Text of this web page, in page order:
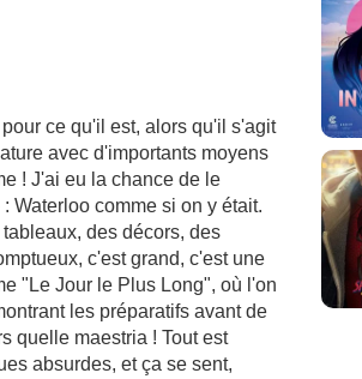
ce qu'il est, alors qu'il s'agit
avec d'importants moyens
! J'ai eu la chance de le
Waterloo comme si on y était.
des décors, des
c'est grand, c'est une
"Le Jour le Plus Long", où l'on
les préparatifs avant de
quelle maestria ! Tout est
absurdes, et ça se sent,